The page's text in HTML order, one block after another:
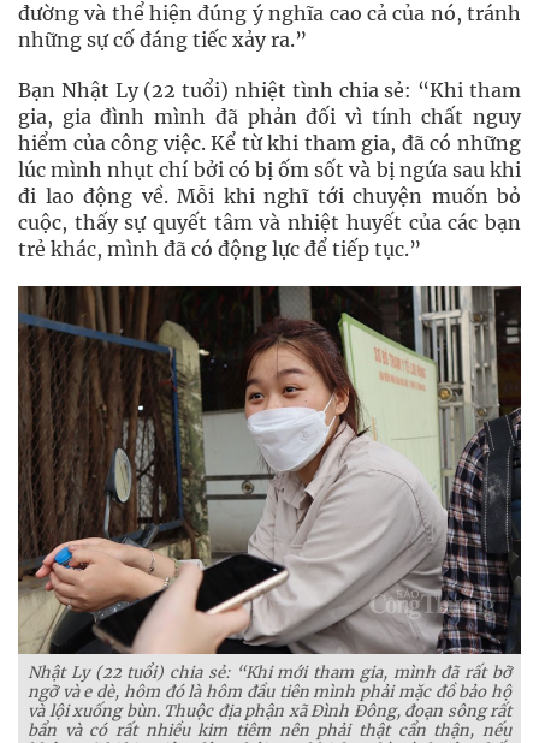
đường và thể hiện đúng ý nghĩa cao cả của nó, tránh
những sự cố đáng tiếc xảy ra.”
Bạn Nhật Ly (22 tuổi) nhiệt tình chia sẻ: “Khi tham
gia, gia đình mình đã phản đối vì tính chất nguy
hiểm của công việc. Kể từ khi tham gia, đã có những
lúc mình nhụt chí bởi có bị ốm sốt và bị ngứa sau khi
đi lao động về. Mỗi khi nghĩ tới chuyện muốn bỏ
cuộc, thấy sự quyết tâm và nhiệt huyết của các bạn
trẻ khác, mình đã có động lực để tiếp tục.”
Nhật Ly (22 tuổi) chia sẻ: “Khi mới tham gia, mình đã rất bỡ
ngỡ và e dè, hôm đó là hôm đầu tiên mình phải mặc đồ bảo hộ
và lội xuống bùn. Thuộc địa phận xã Đình Đông, đoạn sông rất
bẩn và có rất nhiều kim tiêm nên phải thật cẩn thận, nếu